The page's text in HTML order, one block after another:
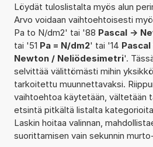
Löydät tuloslistalta myös alun
Arvo voidaan vaihtoehtoisesti
Pa to N/dm2' tai '88 Pascal ->
tai '51 Pa = N/dm2' tai '14
Newton / Neliödesimetri'.
selvittää välittömästi mihin
tarkoitettu muunnettavaksi.
vaihtoehtoa käytetään, vältetään
etsintä pitkältä listalta
Laskin hoitaa valinnan,
suorittamisen vain sekunnin